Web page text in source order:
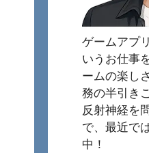
ゲームアプ
いうお仕事
ームの楽し
務の半引き
反射神経を
で、最近で
中！